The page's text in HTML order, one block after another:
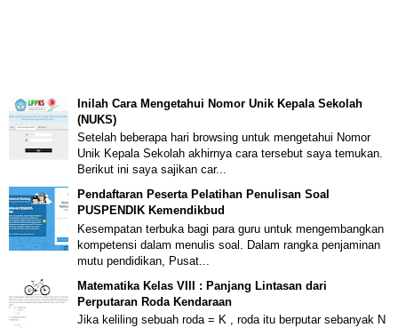
Inilah Cara Mengetahui Nomor Unik Kepala Sekolah
(NUKS)
Setelah beberapa hari browsing untuk mengetahui Nomor
Unik Kepala Sekolah akhirnya cara tersebut saya temukan.
Berikut ini saya sajikan car...
Pendaftaran Peserta Pelatihan Penulisan Soal
PUSPENDIK Kemendikbud
Kesempatan terbuka bagi para guru untuk mengembangkan
kompetensi dalam menulis soal. Dalam rangka penjaminan
mutu pendidikan, Pusat...
Matematika Kelas VIII : Panjang Lintasan dari
Perputaran Roda Kendaraan
Jika keliling sebuah roda = K , roda itu berputar sebanyak N